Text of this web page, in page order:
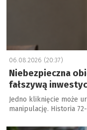
06.08.2026 (20:37)
Niebezpieczna
fałszywą
Jedno kliknięcie może
manipulację. Historia
a